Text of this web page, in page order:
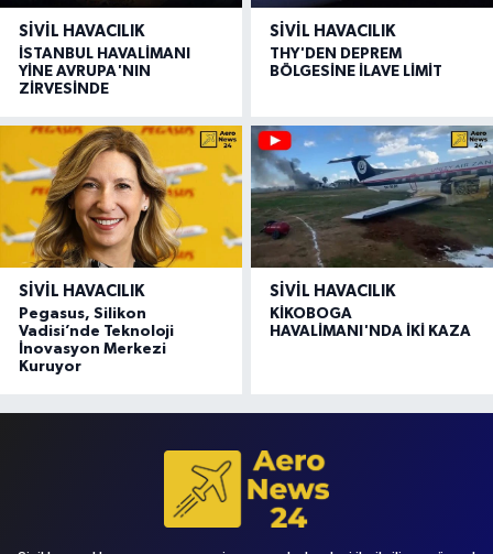
SIVIL HAVACILIK
İSTANBUL HAVALİMANI
YİNE AVRUPA'NIN
ZİRVESİNDE
SIVIL HAVACILIK
THY'DEN DEPREM
BÖLGESİNE İLAVE LİMİT
SIVIL HAVACILIK
Pegasus, Silikon
Vadisi’nde Teknoloji
İnovasyon Merkezi
Kuruyor
SIVIL HAVACILIK
KİKOBOGA
HAVALİMANI'NDA İKİ KAZA